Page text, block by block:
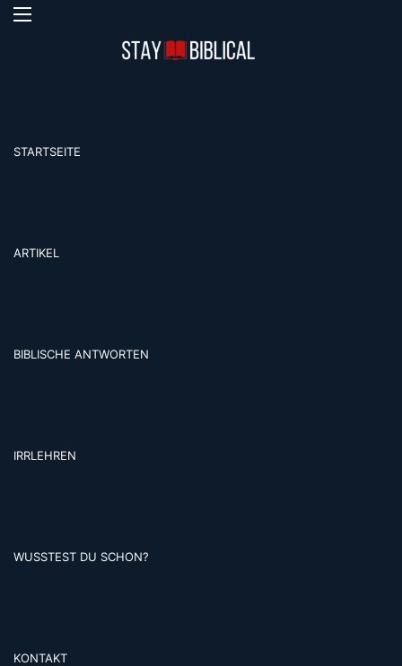
STARTSEITE
ARTIKEL
BIBLISCHE ANTWORTEN
IRRLEHREN
WUSSTEST DU SCHON?
KONTAKT